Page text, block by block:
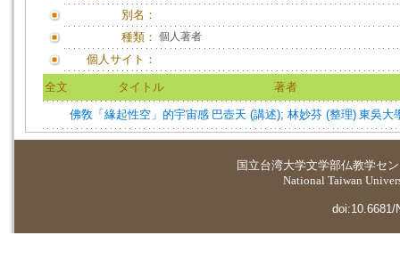
別名：
種類： 個人著者
個人サイト：
全文 タイトル 著者
佛敎「緣起性空」的宇宙感 巴壺天 (講述); 林妙芬 (整理) 東吳大
国立台湾大学文学部仏教学セ
National Taiwan
doi:10.6681/